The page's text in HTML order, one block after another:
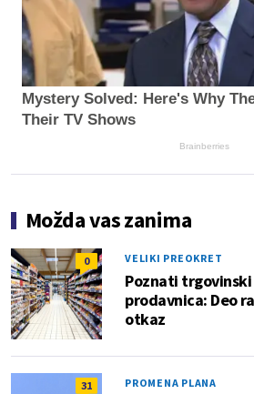
Mystery Solved: Here's Why
Their TV Shows
Brainberries
Možda vas zanima
0 VELIKI PREOKRET
Poznati
prodavnica: Deo
otkaz
31 PROMENA PLANA